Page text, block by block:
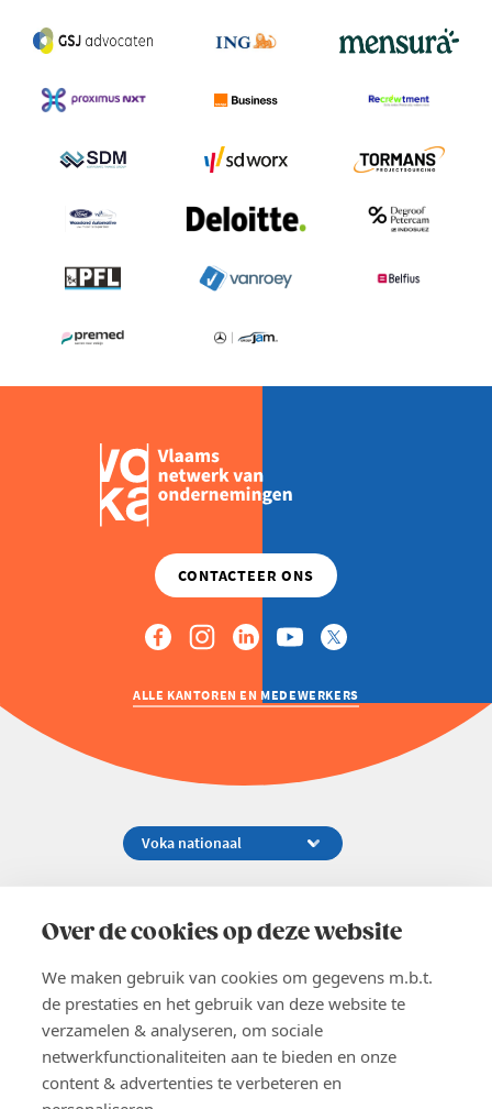
Over de cookies op deze website
We maken gebruik van cookies om gegevens m.b.t.
de prestaties en het gebruik van deze website te
verzamelen & analyseren, om sociale
netwerkfunctionaliteiten aan te bieden en onze
content & advertenties te verbeteren en
ALLE KANTOREN EN MEDEWERKERS
02 229 81 11
EN